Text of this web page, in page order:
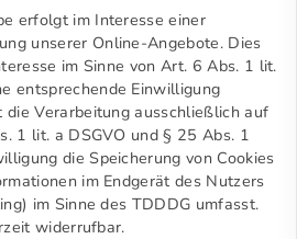
erfolgt im Interesse einer
unserer Online-Angebote. Dies
im Sinne von Art. 6 Abs. 1 lit.
entsprechende Einwilligung
Verarbeitung ausschließlich auf
1 lit. a DSGVO und § 25 Abs. 1
die Speicherung von Cookies
im Endgerät des Nutzers
im Sinne des TDDDG umfasst.
widerrufbar.